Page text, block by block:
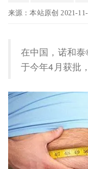
来源：本站原创 2021-
在中国，诺和
于今年4月获批